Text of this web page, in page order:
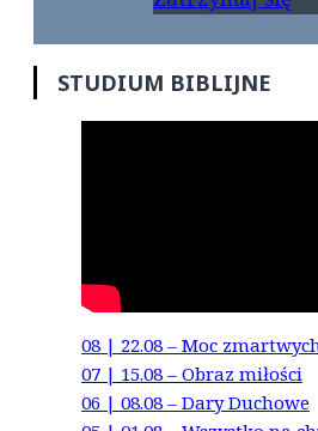
STUDIUM BIBLIJNE
08 | 22.08 – Moc
07 | 15.08 – Obraz miłości
06 | 08.08 – Dary Duchowe